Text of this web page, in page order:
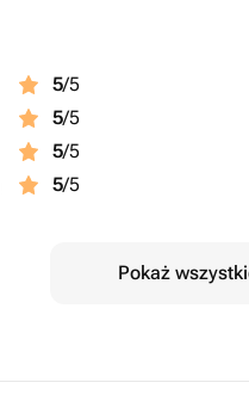
5/5
5/5
5/5
5/5
Pokaż